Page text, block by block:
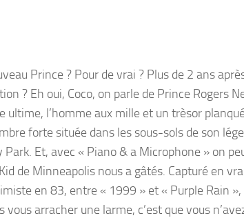
Prince ? Pour de vrai ? Plus de 2 ans
? Eh oui, Coco, on parle de Prince Rogers
ultime, l’homme aux mille et un trèsor
forte située dans les sous-sols de son
Park. Et, avec « Piano & a Microphone » on
de Minneapolis nous a gâtés. Capturé en
en 83, entre « 1999 » et « Purple Rain »,
vous arracher une larme, c’est que vous